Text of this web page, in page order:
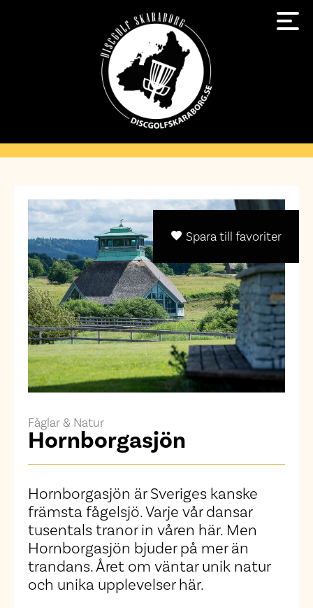
Spara till favoriter
Fåglar & Natur
Hornborgasjön
Hornborgasjön är Sveriges kanske
främsta fågelsjö. Varje vår dansar
tusentals tranor in våren här. Men
Hornborgasjön bjuder på mer än
trandans. Året om väntar unik natur
och unika upplevelser här.